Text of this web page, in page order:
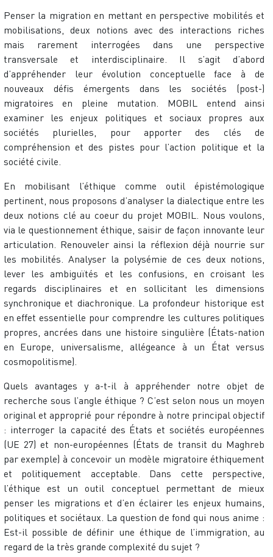
Penser la migration en mettant en perspective mobilités et
mobilisations, deux notions avec des interactions riches
mais rarement interrogées dans une perspective
transversale et interdisciplinaire. Il s’agit d’abord
d’appréhender leur évolution conceptuelle face à de
nouveaux défis émergents dans les sociétés (post-)
migratoires en pleine mutation. MOBIL entend ainsi
examiner les enjeux politiques et sociaux propres aux
sociétés plurielles, pour apporter des clés de
compréhension et des pistes pour l’action politique et la
société civile.
En mobilisant l’éthique comme outil épistémologique
pertinent, nous proposons d’analyser la dialectique entre les
deux notions clé au coeur du projet MOBIL. Nous voulons,
via le questionnement éthique, saisir de façon innovante leur
articulation. Renouveler ainsi la réflexion déjà nourrie sur
les mobilités. Analyser la polysémie de ces deux notions,
lever les ambiguïtés et les confusions, en croisant les
regards disciplinaires et en sollicitant les dimensions
synchronique et diachronique. La profondeur historique est
en effet essentielle pour comprendre les cultures politiques
propres, ancrées dans une histoire singulière (États-nation
en Europe, universalisme, allégeance à un État versus
cosmopolitisme).
Quels avantages y a-t-il à appréhender notre objet de
recherche sous l’angle éthique ? C’est selon nous un moyen
original et approprié pour répondre à notre principal objectif
: interroger la capacité des États et sociétés européennes
(UE 27) et non-européennes (États de transit du Maghreb
par exemple) à concevoir un modèle migratoire éthiquement
et politiquement acceptable. Dans cette perspective,
l’éthique est un outil conceptuel permettant de mieux
penser les migrations et d’en éclairer les enjeux humains,
politiques et sociétaux. La question de fond qui nous anime :
Est-il possible de définir une éthique de l’immigration, au
regard de la très grande complexité du sujet ?